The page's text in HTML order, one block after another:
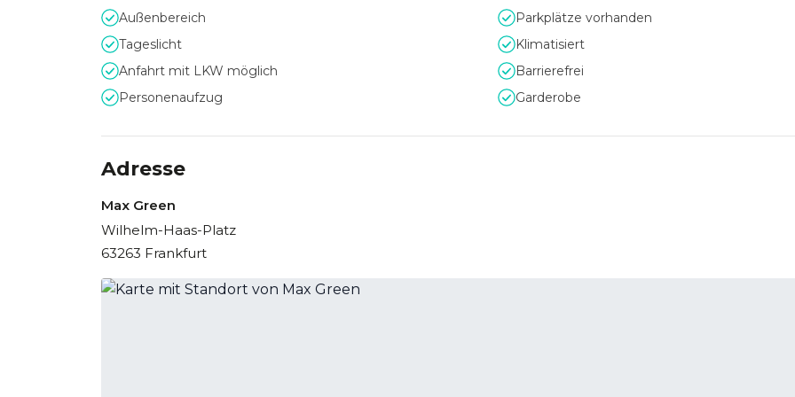
Außenbereich
Parkplätze vorhanden
Tageslicht
Klimatisiert
Anfahrt mit LKW möglich
Barrierefrei
Personenaufzug
Garderobe
Adresse
Max Green
Wilhelm-Haas-Platz
63263 Frankfurt